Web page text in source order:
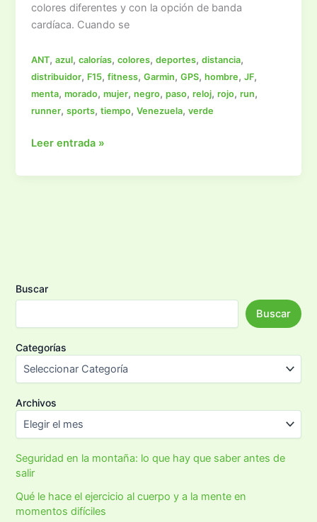
colores diferentes y con la opción de banda
cardíaca. Cuando se
ANT,azul,calorías,colores,deportes,distancia,
distribuidor, F15,fitness,Garmin,GPS,hombre,JF,
menta,morado,mujer,negro,paso,reloj,rojo,run,
runner,sports,tiempo,Venezuela,verde
Garmin
Leer entrada »
Buscar
Buscar
Categorías
Archivos
Seguridad en la montaña: lo que hay que saber antes de
salir
Qué le hace el ejercicio al cuerpo y a la mente en
momentos difíciles